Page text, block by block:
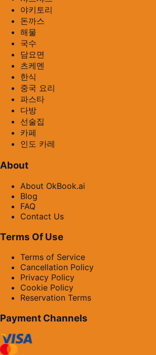
야키토리
돈까스
해물
국수
담요면
츠케멘
한식
중국 요리
파스타
다방
선술집
카페
인도 카레
About
About OkBook.ai
Blog
FAQ
Contact Us
Terms Of Use
Terms of Service
Cancellation Policy
Privacy Policy
Cookie Policy
Reservation Terms
Payment Channels